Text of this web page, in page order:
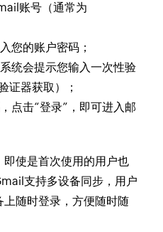
账号（通常为
您的账户密码；
统会提示您输入一次性验
证器获取）；
点击“登录”，即可进入邮
使是首次使用的用户也
支持多设备同步，用户
随时登录，方便随时随